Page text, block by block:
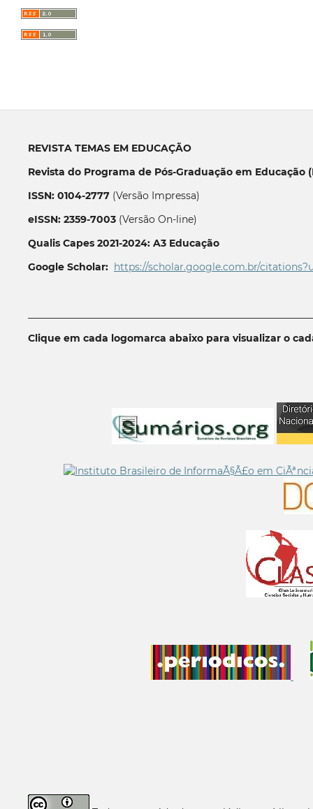
REVISTA TEMAS EM EDUCAÇÃO
Revista do Programa de Pós-Graduação em Educação
ISSN: 0104-2777(Versão Impressa)
eISSN: 2359-7003(Versão On-line)
Qualis Capes 2021-2024: A3 Educação
Google Scholar: https://scholar.google.com.br/
Clique em cada logomarca abaixo para visualizar o